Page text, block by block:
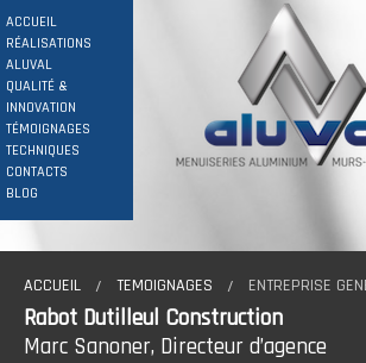
ACCUEIL
RÉALISATIONS
ALUVAL
QUALITÉ &
INNOVATION
TÉMOIGNAGES
TECHNIQUES
CONTACTS
BLOG
ACCUEIL TEMOIGNAGES ENTREPRISE
Rabot Dutilleul Construction
Marc Sanoner, Directeur d’agence